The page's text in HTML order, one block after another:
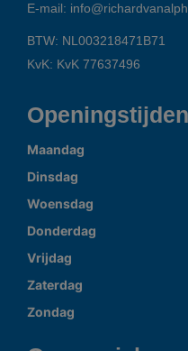
E-mail:
BTW: NL003218471B71
KvK: KvK 77637496
Openingstijden
Maandag
Dinsdag
Woensdag
Donderdag
Vrijdag
Zaterdag
Zondag